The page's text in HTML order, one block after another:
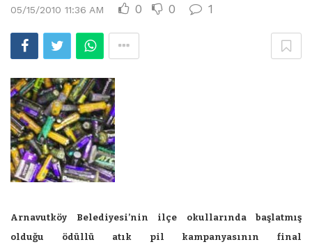
05/15/2010 11:36 AM 0 0 1
Arnavutköy Belediyesi’nin ilçe okullarında başlatmış
olduğu ödüllü atık pil kampanyasının final